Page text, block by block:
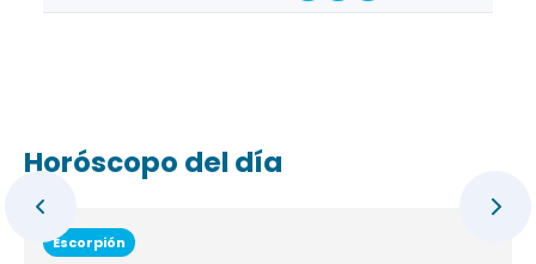
Horóscopo del día
Escorpión